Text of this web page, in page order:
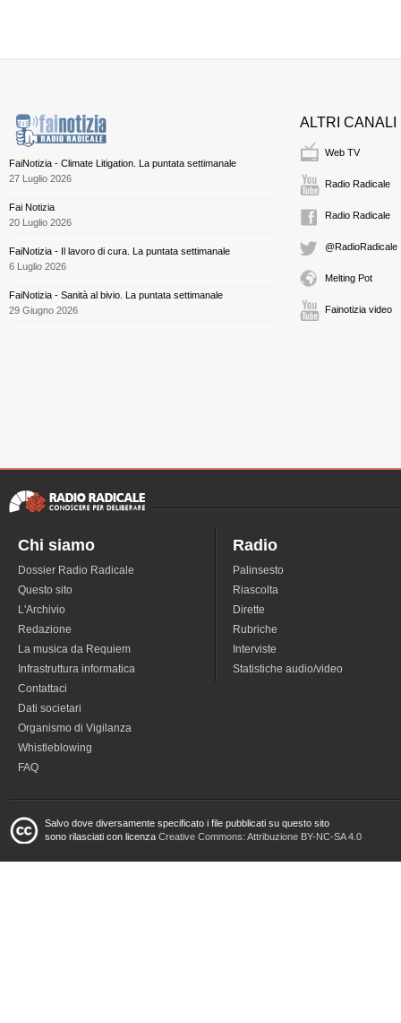
FaiNotizia - Climate Litigation. La puntata settimanale
27 Luglio 2026
Fai Notizia
20 Luglio 2026
FaiNotizia - Il lavoro di cura. La puntata settimanale
6 Luglio 2026
FaiNotizia - Sanità al bivio. La puntata settimanale
29 Giugno 2026
ALTRI CANALI
Web TV
Radio Radicale
Radio Radicale
@RadioRadicale
Melting Pot
Fainotizia video
Chi siamo
Dossier Radio Radicale
Questo sito
L'Archivio
Redazione
La musica da Requiem
Infrastruttura informatica
Contattaci
Dati societari
Organismo di Vigilanza
Whistleblowing
FAQ
Radio
Palinsesto
Riascolta
Dirette
Rubriche
Interviste
Statistiche audio/video
Salvo dove diversamente specificato i file pubblicati su questo sito
sono rilasciati con licenza Creative Commons: Attribuzione BY-NC-SA 4.0